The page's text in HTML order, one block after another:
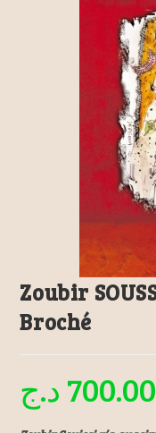
Zoubir
Broché
700.00 د.ج